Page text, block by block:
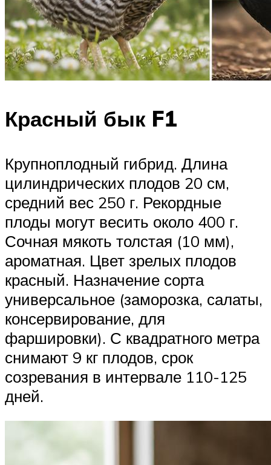
Красный бык F1
Крупноплодный гибрид. Длина
цилиндрических плодов 20 см,
средний вес 250 г. Рекордные
плоды могут весить около 400 г.
Сочная мякоть толстая (10 мм),
ароматная. Цвет зрелых плодов
красный. Назначение сорта
универсальное (заморозка, салаты,
консервирование, для
фаршировки). С квадратного метра
снимают 9 кг плодов, срок
созревания в интервале 110-125
дней.